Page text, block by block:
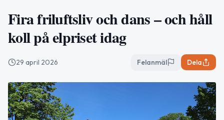
Fira friluftsliv och dans – och håll
koll på elpriset idag
29 april 2026 Felanmäl Dela